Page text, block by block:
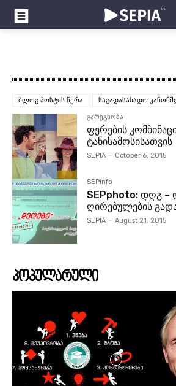
ბლოგ პოსტის წერა საგადასახადო
გარეგნობა
ფერების
ტანისამოსისათვის
SEPIA - October 6, 2015
SEPinfo
SEPphoto: დღგ –
ღირებულების
SEPIA - August 21, 2015
პოპულარული